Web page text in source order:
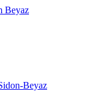
Beyaz
Beyaz